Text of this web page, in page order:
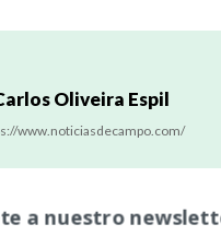
Oliveira Espil
www.noticiasdecampo.com/
a nuestro